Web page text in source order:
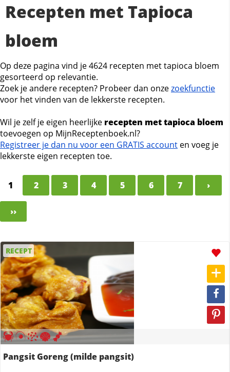
Recepten met Tapioca
bloem
Op deze pagina vind je 4624 recepten met tapioca bloem
gesorteerd op relevantie.
Zoek je andere recepten? Probeer dan onzezoekfunctie
voor het vinden van de lekkerste recepten.
Wil je zelf je eigen heerlijke recepten met tapioca bloem
toevoegen op MijnReceptenboek.nl?
Registreer je dan nu voor een GRATIS account en voeg je
lekkerste eigen recepten toe.
1 2 3 4 5 6 7 ›
››
RECEPT
Pangsit Goreng (milde pangsit)